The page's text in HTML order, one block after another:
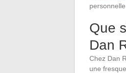
Que
Dan
Chez Dan
une